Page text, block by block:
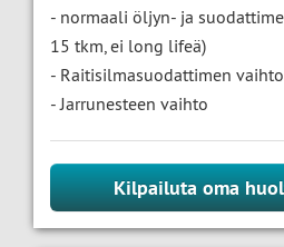
- normaali öljyn- ja
15 tkm, ei long lifeä)
- Raitisilmasuodattimen vaihto
- Jarrunesteen vaihto
Kilpailuta oma